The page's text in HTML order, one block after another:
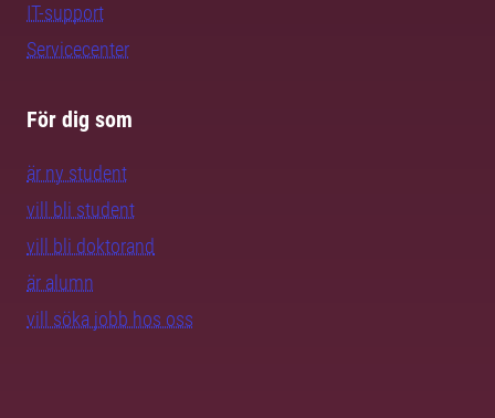
IT-support
Servicecenter
För dig som
är ny student
vill bli student
vill bli doktorand
är alumn
vill söka jobb hos oss